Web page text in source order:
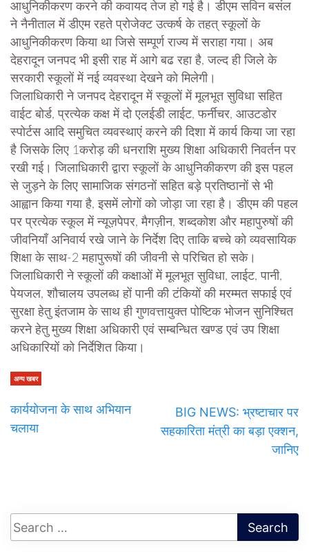
आधुनिकीकरण करने की कवायद तेज हो गई है। डीएम सविन बसंल
ने नैनीताल में डीएम रहते प्रोजेक्ट उत्कर्ष के तहत् स्कूलों के
आधुनिकीकरण किया था जिसे सम्पूर्ण राज्य में सराहा गया। अब
देहरादून जनपद भी इसी राह में आगे बढ रहा है, जल्द ही जिले के
सरकारी स्कूलों में नई व्यवस्था देखने को मिलेगी।
जिलाधिकारी ने जनपद देहरादून में स्कूलों में मूलभूत सुविधा सहित
वाईट बोर्ड, प्रत्येक कक्ष में दो एलईडी लाईट, फर्नीचर, आउटडोर
स्पोर्टस आदि समुचित व्यवस्थाएं करने की दिशा में कार्य किया जा रहा
है जिसके लिए 1करोड़ की धनराशि मुख्य शिक्षा अधिकारी निवर्तन पर
रखी गई। जिलाधिकारी द्वारा स्कूलों के आधुनिकीकरण की इस पहल
से जुड़ने के लिए सामाजिक संगठनों सहित बड़े प्रतिष्ठानों से भी
आह्वान किया गया है, इसमें लोगों को जोड़ा जा रहा है। डीएम की पहल
पर प्रत्येक स्कूल में न्यूज़पेपर, मैगज़ीन, शब्दकोश और महापुरुषों की
जीवनियाँ अनिवार्य रखे जाने के निर्देश दिए ताकि बच्चे को व्यवसायिक
शिक्षा के साथ-2 महापुरूषों की जीवनी से परिचित हो सके।
जिलाधिकारी ने स्कूलों की कक्षाओं में मूलभूत सुविधा, लाईट, पानी,
पेयजल, शौचालय उपलब्ध हों पानी की टंकियों की मरम्मत सफाई एवं
सुरक्षा हेतु इंतजाम के साथ ही गुणवत्तायुक्त पोष्टिक भोजन सुनिश्चित
करने हेतु मुख्य शिक्षा अधिकारी एवं सम्बन्धित खण्ड एवं उप शिक्षा
अधिकारियों को निर्देशित किया।
अन्य खबर
कार्ययोजना के साथ अभियान
चलाया
BIG NEWS: भ्रष्टाचार पर
सहकारिता मंत्री का बड़ा एक्शन,
जानिए